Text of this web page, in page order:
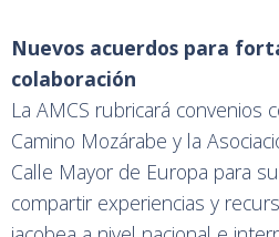
Nuevos acuerdos para
colaboración
La AMCS rubricará convenios
Camino Mozárabe y la
Calle Mayor de Europa para
compartir experiencias y